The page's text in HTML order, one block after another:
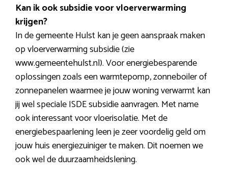
Kan ik ook subsidie voor vloerverwarming
krijgen?
In de gemeente Hulst kan je geen aanspraak maken
op vloerverwarming subsidie (zie
www.gemeentehulst.nl). Voor energiebesparende
oplossingen zoals een warmtepomp, zonneboiler of
zonnepanelen waarmee je jouw woning verwarmt kan
jij wel speciale ISDE subsidie aanvragen. Met name
ook interessant voor vloerisolatie. Met de
energiebespaarlening leen je zeer voordelig geld om
jouw huis energiezuiniger te maken. Dit noemen we
ook wel de duurzaamheidslening.